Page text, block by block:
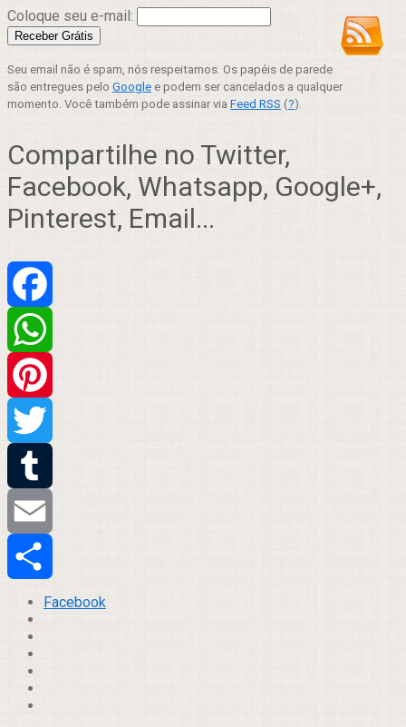
Coloque seu e-mail:
Seu email não é spam, nós respeitamos. Os papéis de parede
são entregues pelo Google e podem ser cancelados a qualquer
momento. Você também pode assinar via Feed RSS (?).
Compartilhe no Twitter,
Facebook, Whatsapp, Google+,
Pinterest, Email...
Facebook
WhatsApp
Pinterest
Twitter
Tumblr
Email
Compartilhar
Facebook